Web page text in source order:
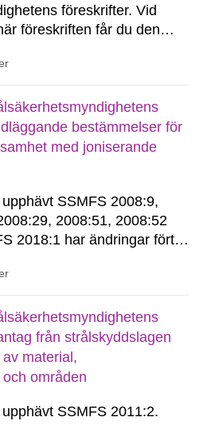
föreskrifter. Vid
föreskriften får du den
är en version av
visar föreskrifterna i deras
bestämmelser för
med joniserande
SSMFS 2008:9,
2008:51, 2008:52
2018:1 har ändringar förts
2024:2 och SSMFS
från strålskyddslagen
material,
områden
SSMFS 2011:2.